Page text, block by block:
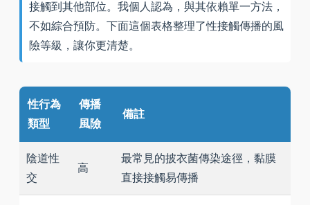
接觸到其他部位。我個人認為，與其依賴單一方法，
不如綜合預防。下面這個表格整理了性接觸傳播的風
險等級，讓你更清楚。
性行為
類型
傳播
風險
備註
陰道性
交
高
最常見的披衣菌傳染途徑，黏膜
直接接觸易傳播